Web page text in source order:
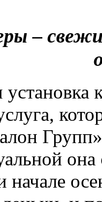
–
она
начале